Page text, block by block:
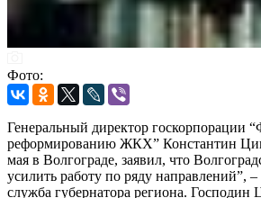
Фото:
Генеральный директор госкорпорации
реформированию ЖКХ” Константин
мая в Волгограде, заявил, что
усилить работу по ряду направлений”,
служба губернатора региона. Господин